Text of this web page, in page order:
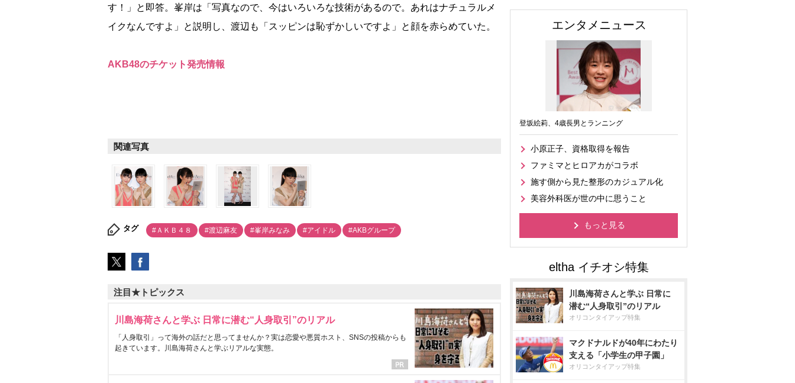
す！」と即答。峯岸は「写真なので、今はいろいろな技術があるので。あれはナチュラルメ
イクなんですよ」と説明し、渡辺も「スッピンは恥ずかしいですよ」と顔を赤らめていた。
AKB48のチケット発売情報
関連写真
タグ #ＡＫＢ４８ #渡辺麻友 #峯岸みなみ #アイドル #AKBグループ
注目★トピックス
川島海荷さんと学ぶ 日常に潜む“人身取引”のリアル
「人身取引」って海外の話だと思ってませんか？実は恋愛や悪質ホスト、SNSの投稿からも
起きています。川島海荷さんと学ぶリアルな実態。
エンタメニュース
登坂絵莉、4歳長男とランニング
小原正子、資格取得を報告
ファミマとヒロアカがコラボ
施す側から見た整形のカジュアル化
美容外科医が世の中に思うこと
もっと見る
川島海荷さんと学ぶ 日常に
潜む“人身取引”のリアル
オリコンタイアップ特集
マクドナルドが40年にわたり
支える「小学生の甲子園」
オリコンタイアップ特集